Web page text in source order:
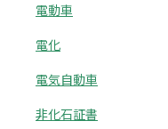
電動車
電化
電気自動車
非化石証書